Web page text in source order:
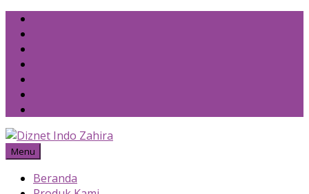
Skip
content
Menu
Beranda